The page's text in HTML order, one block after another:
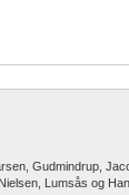
Gudmindrup,
Lumsås og